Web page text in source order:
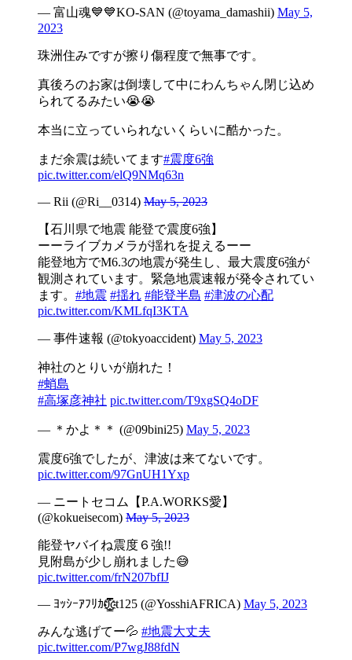
— 富山魂💙💙KO-SAN (@toyama_damashii) May 5,
2023
珠洲住みですが擦り傷程度で無事です。
真後ろのお家は倒壊して中にわんちゃん閉じ込め
られてるみたい😭😭
本当に立っていられないくらいに酷かった。
まだ余震は続いてます#震度6強
pic.twitter.com/elQ9NMq63n
— Rii (@Ri__0314) May 5, 2023
【石川県で地震 能登で震度6強】
ーーライブカメラが揺れを捉えるーー
能登地方でM6.3の地震が発生し、最大震度6強が
観測されています。緊急地震速報が発令されてい
ます。 #地震 #揺れ #能登半島 #津波の心配
pic.twitter.com/KMLfqI3KTA
— 事件速報 (@tokyoaccident) May 5, 2023
神社のとりいが崩れた！
#蛸島
#高塚彦神社 pic.twitter.com/T9xgSQ4oDF
— ＊かよ＊＊ (@09bini25) May 5, 2023
震度6強でしたが、津波は来てないです。
pic.twitter.com/97GnUH1Yxp
— ニートセコム【P.A.WORKS愛】
(@kokueisecom) May 5, 2023
能登ヤバイね震度６強!!
見附島が少し崩れました😅
pic.twitter.com/frN207bfIJ
— ﾖｯｼｰｱﾌﾘｶ0҈҉̳̳̳̳̳̳̳̳̳̳̳̳̳̳̳̳̳̳̳̳̿̿̿̿̿̿̿̿̿̿̿̿̿ct125 (@YosshiAFRICA) May 5, 2023
みんな逃げてー💦 #地震大丈夫
pic.twitter.com/P7wgJ88fdN